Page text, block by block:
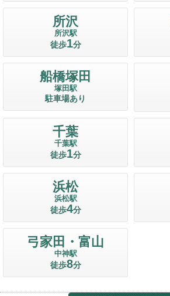
所沢
所沢駅
徒歩1分
船橋塚田
塚田駅
駐車場あり
千葉
千葉駅
徒歩1分
浜松
浜松駅
徒歩4分
弓家田・富山
中神駅
徒歩8分